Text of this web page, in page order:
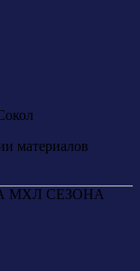
материалов
МХЛ СЕЗОНА